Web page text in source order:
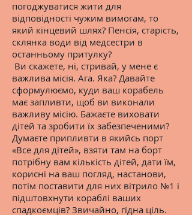
погоджуватися жити для
відповідності чужим вимогам, то
який кінцевий шлях? Пенсія, старість,
склянка води від медсестри в
останньому притулку?
Ви скажете, ні, стривай, у мене є
важлива місія. Ага. Яка? Давайте
сформулюємо, куди ваш корабель
має запливти, щоб ви виконали
важливу місію. Бажаєте виховати
дітей та зробити їх забезпеченими?
Думаєте припливти в якийсь порт
«Все для дітей», взяти там на борт
потрібну вам кількість дітей, дати їм,
корисні на ваш погляд, настанови,
потім поставити для них вітрило №1 і
підштовхнути кораблі ваших
спадкоємців? Звичайно, гідна ціль.